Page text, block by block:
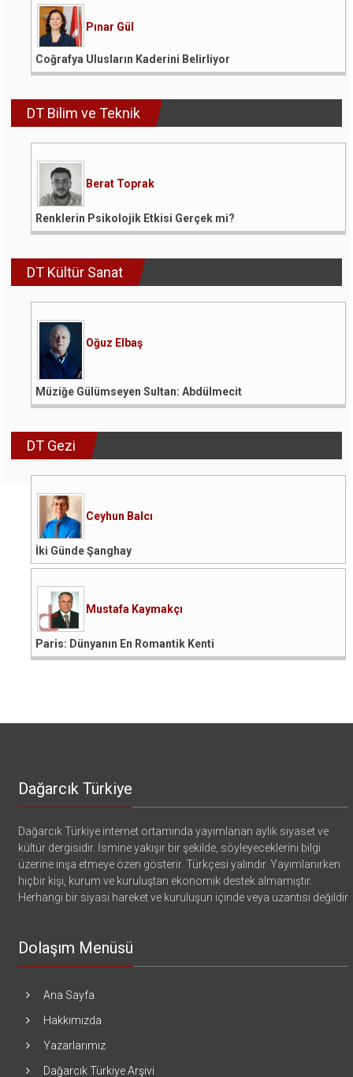
Pınar Gül
Coğrafya Ulusların Kaderini Belirliyor
DT Bilim ve Teknik
Berat Toprak
Renklerin Psikolojik Etkisi Gerçek mi?
DT Kültür Sanat
Oğuz Elbaş
Müziğe Gülümseyen Sultan: Abdülmecit
DT Gezi
Ceyhun Balcı
İki Günde Şanghay
Mustafa Kaymakçı
Paris: Dünyanın En Romantik Kenti
Dağarcık Türkiye
Dağarcık Türkiye internet ortamında yayımlanan aylık siyaset ve
kültür dergisidir. İsmine yakışır bir şekilde, söyleyeceklerini bilgi
üzerine inşa etmeye özen gösterir. Türkçesi yalındır. Yayımlanırken
hiçbir kişi, kurum ve kuruluştan ekonomik destek almamıştır.
Herhangi bir siyasi hareket ve kuruluşun içinde veya uzantısı değildir
Dolaşım Menüsü
Ana Sayfa
Hakkımızda
Yazarlarımız
Dağarcık Türkiye Arşivi